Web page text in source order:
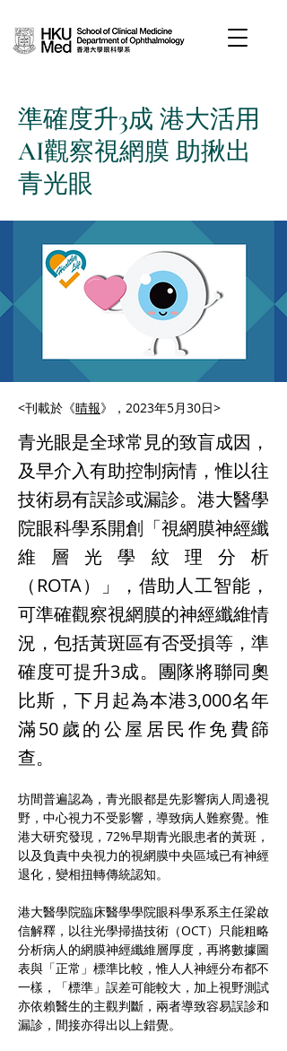
準確度升3成 港大活用
AI觀察視網膜 助揪出
青光眼
<刊載於《晴報》，2023年5月30日>
青光眼是全球常見的致盲成因，
及早介入有助控制病情，惟以往
技術易有誤診或漏診。港大醫學
院眼科學系開創「視網膜神經纖
維層光學紋理分析
（ROTA）」，借助人工智能，
可準確觀察視網膜的神經纖維情
況，包括黃斑區有否受損等，準
確度可提升3成。團隊將聯同奧
比斯，下月起為本港3,000名年
滿50歲的公屋居民作免費篩
查。
坊間普遍認為，青光眼都是先影響病人周邊視
野，中心視力不受影響，導致病人難察覺。惟
港大研究發現，72%早期青光眼患者的黃斑，
以及負責中央視力的視網膜中央區域已有神經
退化，變相扭轉傳統認知。
港大醫學院臨床醫學學院眼科學系系主任梁啟
信解釋，以往光學掃描技術（OCT）只能粗略
分析病人的網膜神經纖維層厚度，再將數據圖
表與「正常」標準比較，惟人人神經分布都不
一樣，「標準」誤差可能較大，加上視野測試
亦依賴醫生的主觀判斷，兩者導致容易誤診和
漏診，間接亦得出以上錯覺。